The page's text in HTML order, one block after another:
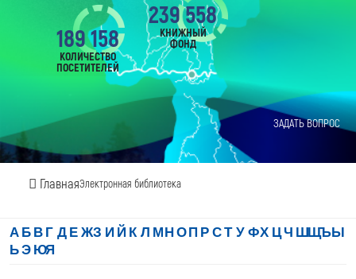
ЗАДАТЬ ВОПРОС
ГлавнаяЭлектронная библиотека
189 158
КОЛИЧЕСТВО
ПОСЕТИТЕЛЕЙ
239 558
КНИЖНЫЙ
ФОНД
АБВГ ДЕЖЗ И Й К Л МНОП РСТ УФХ ЦЧ ШЩЪЫ
ЬЭЮЯ